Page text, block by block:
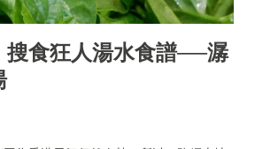
搜食狂人湯水食譜──潺